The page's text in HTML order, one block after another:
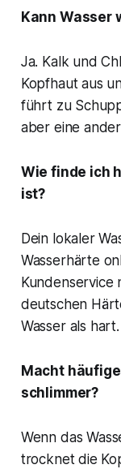
Kann Wasser
Ja. Kalk und
Kopfhaut aus
führt zu
aber eine
Wie finde ich
ist?
Dein lokaler
Wasserhärte
Kundenservice
deutschen
Wasser als hart.
Macht
schlimmer?
Wenn das
trocknet die